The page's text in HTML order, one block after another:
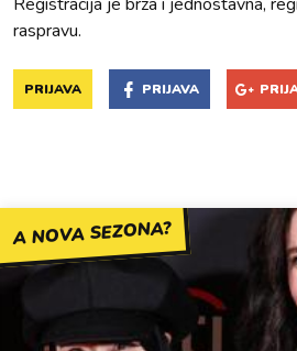
raspravu.
PRIJAVA PRIJAVA
A NOVA SEZONA?